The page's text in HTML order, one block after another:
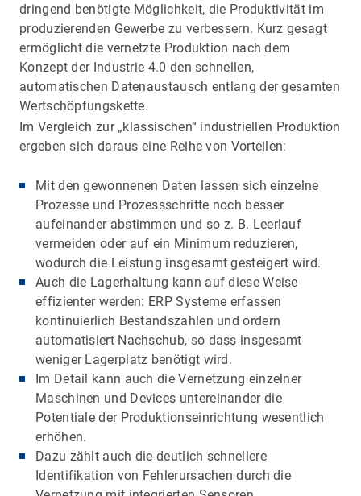
dringend benötigte Möglichkeit, die Produktivität im
produzierenden Gewerbe zu verbessern. Kurz gesagt
ermöglicht die vernetzte Produktion nach dem
Konzept der Industrie 4.0 den schnellen,
automatischen Datenaustausch entlang der gesamten
Wertschöpfungskette.
Im Vergleich zur „klassischen“ industriellen Produktion
ergeben sich daraus eine Reihe von Vorteilen:
Mit den gewonnenen Daten lassen sich einzelne
Prozesse und Prozessschritte noch besser
aufeinander abstimmen und so z. B. Leerlauf
vermeiden oder auf ein Minimum reduzieren,
wodurch die Leistung insgesamt gesteigert wird.
Auch die Lagerhaltung kann auf diese Weise
effizienter werden: ERP Systeme erfassen
kontinuierlich Bestandszahlen und ordern
automatisiert Nachschub, so dass insgesamt
weniger Lagerplatz benötigt wird.
Im Detail kann auch die Vernetzung einzelner
Maschinen und Devices untereinander die
Potentiale der Produktionseinrichtung wesentlich
erhöhen.
Dazu zählt auch die deutlich schnellere
Identifikation von Fehlerursachen durch die